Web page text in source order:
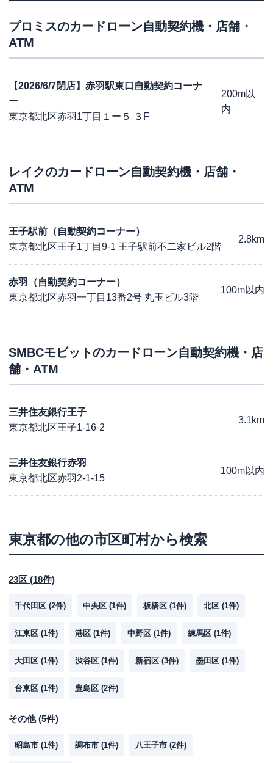
プロミスのカードローン自動契約機・店舗・
ATM
【2026/6/7閉店】赤羽駅東口自動契約コーナ
ー
東京都北区赤羽1丁目１ー５ ３F
200m以
内
レイクのカードローン自動契約機・店舗・
ATM
王子駅前（自動契約コーナー）
東京都北区王子1丁目9-1 王子駅前不二家ビル2階
2.8km
赤羽（自動契約コーナー）
東京都北区赤羽一丁目13番2号 丸玉ビル3階
100m以内
SMBCモビットのカードローン自動契約機・店
舗・ATM
三井住友銀行王子
東京都北区王子1-16-2
3.1km
三井住友銀行赤羽
東京都北区赤羽2-1-15
100m以内
東京都の他の市区町村から検索
23区 (18件)
千代田区 (2件) 中央区 (1件) 板橋区 (1件) 北区 (1件)
江東区 (1件) 港区 (1件) 中野区 (1件) 練馬区 (1件)
大田区 (1件) 渋谷区 (1件) 新宿区 (3件) 墨田区 (1件)
台東区 (1件) 豊島区 (2件)
その他(5件)
昭島市 (1件) 調布市 (1件) 八王子市 (2件)